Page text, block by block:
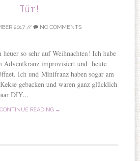
Tür!
2017 // NO COMMENTS
so sehr auf Weihnachten! Ich habe
Adventkranz improvisiert und heute
Ich und Minifranz haben sogar am
gebacken und waren ganz glücklich
DIY...
CONTINUE READING →